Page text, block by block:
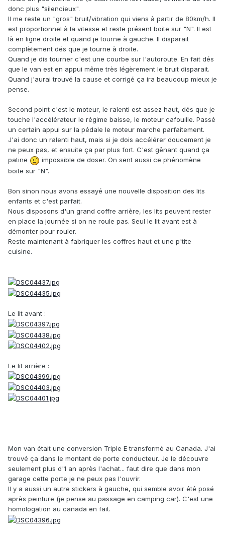
donc plus "silencieux".
Il me reste un "gros" bruit/vibration qui viens à partir de 80km/h. Il
est proportionnel à la vitesse et reste présent boite sur "N". Il est
là en ligne droite et quand je tourne à gauche. Il disparait
complètement dés que je tourne à droite.
Quand je dis tourner c'est une courbe sur l'autoroute. En fait dés
que le van est en appui même très légèrement le bruit disparait.
Quand j'aurai trouvé la cause et corrigé ça ira beaucoup mieux je
pense.
Second point c'est le moteur, le ralenti est assez haut, dés que je
touche l'accélérateur le régime baisse, le moteur cafouille. Passé
un certain appui sur la pédale le moteur marche parfaitement.
J'ai donc un ralenti haut, mais si je dois accélérer doucement je
ne peux pas, et ensuite ça par plus fort. C'est gênant quand ça
patine
impossible de doser. On sent aussi ce phénomène
boite sur "N".
Bon sinon nous avons essayé une nouvelle disposition des lits
enfants et c'est parfait.
Nous disposons d'un grand coffre arrière, les lits peuvent rester
en place la journée si on ne roule pas. Seul le lit avant est à
démonter pour rouler.
Reste maintenant à fabriquer les coffres haut et une p'tite
cuisine.
Le lit avant :
Le lit arrière :
Mon van était une conversion Triple E transformé au Canada. J'ai
trouvé ça dans le montant de porte conducteur. Je le découvre
seulement plus d'1 an après l'achat... faut dire que dans mon
garage cette porte je ne peux pas l'ouvrir.
Il y a aussi un autre stickers à gauche, qui semble avoir été posé
après peinture (je pense au passage en camping car). C'est une
homologation au canada en fait.